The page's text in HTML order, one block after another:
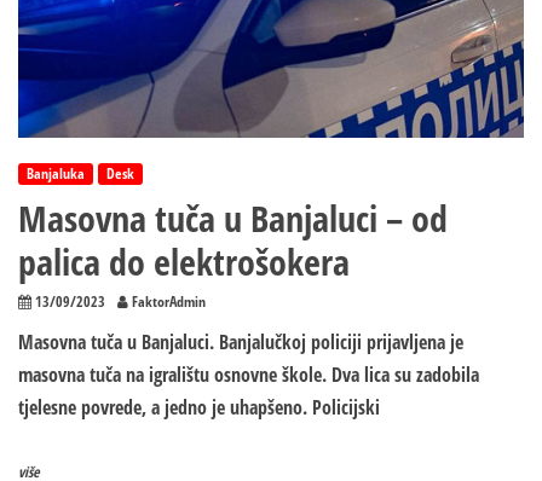
Banjaluka Desk
Masovna tuča u Banjaluci – od
palica do elektrošokera
13/09/2023 FaktorAdmin
Masovna tuča u Banjaluci. Banjalučkoj policiji prijavljena je
masovna tuča na igralištu osnovne škole. Dva lica su zadobila
tjelesne povrede, a jedno je uhapšeno. Policijski
više